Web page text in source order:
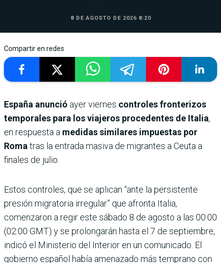
8 DE AGOSTO DE 2026 8:20
Compartir en redes
España anunció ayer viernes controles fronterizos
temporales para los viajeros procedentes de Italia,
en respuesta a medidas similares impuestas por
Romatras la entrada masiva de migrantes a Ceuta a
finales de julio.
Estos controles, que se aplican “ante la persistente
presión migratoria irregular” que afronta Italia,
comenzaron a regir este sábado 8 de agosto a las 00:00
(02:00 GMT) y se prolongarán hasta el 7 de septiembre,
indicó el Ministerio del Interior en un comunicado. El
gobierno español había amenazado más temprano con